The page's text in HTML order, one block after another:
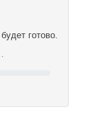
готово.